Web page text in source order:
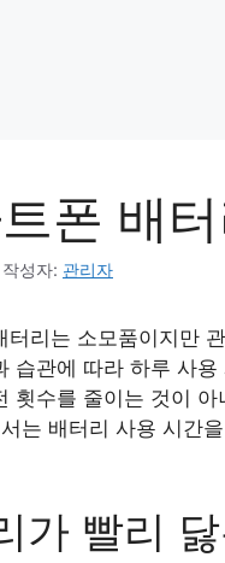
폰 배
작성자: 관리자
터리는 소모품이지만
습관에 따라 하루 사
횟수를 줄이는 것이
는 배터리 사용 시간
가 빨리